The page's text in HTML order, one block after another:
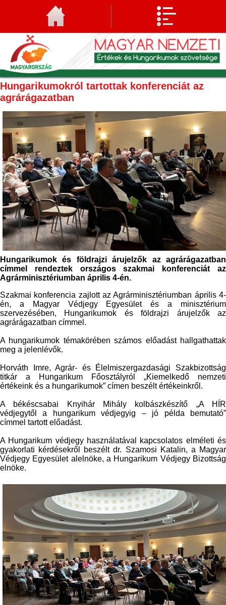
Hungarikumokról tartottak konferenciát az
agrárágazatban
Hungarikumok és földrajzi árujelzők az agrárágazatban
címmel rendeztek országos szakmai konferenciát az
Agrárminisztériumban április 4-én.
Szakmai konferencia zajlott az Agrárminisztériumban április 4-
én, a Magyar Védjegy Egyesület és a minisztérium
szervezésében, Hungarikumok és földrajzi árujelzők az
agrárágazatban címmel.
A hungarikumok témakörében számos előadást hallgathattak
meg a jelenlévők.
Horváth Imre, Agrár- és Élelmiszergazdasági Szakbizottság
titkár a Hungarikum Főosztályról „Kiemelkedő nemzeti
értékeink és a hungarikumok” címen beszélt értékeinkről.
A békéscsabai Knyihár Mihály kolbászkészítő „A HÍR
védjegytől a hungarikum védjegyig – jó példa bemutató”
címmel tartott előadást.
A Hungarikum védjegy használatával kapcsolatos elméleti és
gyakorlati kérdésekről beszélt dr. Szamosi Katalin, a Magyar
Védjegy Egyesület alelnöke, a Hungarikum Védjegy Bizottság
elnöke.